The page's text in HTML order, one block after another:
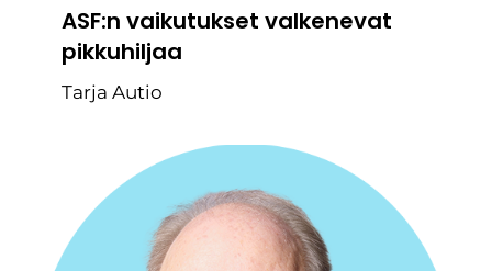
ASF:n vaikutukset valkenevat
pikkuhiljaa
Tarja Autio